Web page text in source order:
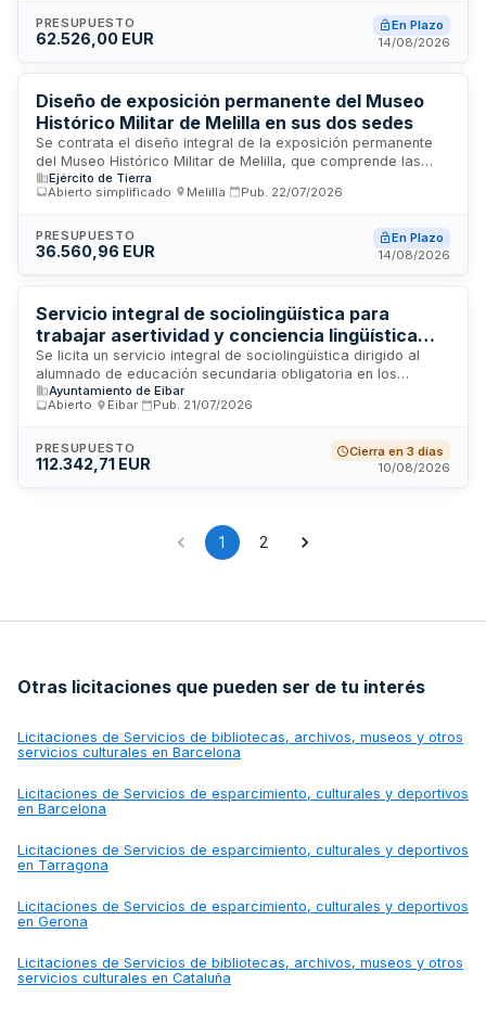
de fondos documentales y obras bibliográficas mediante
técnicas especializadas de conservación. Los trabajos
deterioradas para garantizar la pervivencia del acervo
histórico y cultural de la institución.
PRESUPUESTO
62.526,00 EUR
En Plazo
14/08/2026
Diseño de exposición permanente del Museo
Histórico Militar de Melilla en sus dos sedes
Se contrata el diseño integral de la exposición permanente
del Museo Histórico Militar de Melilla, que comprende las
instalaciones del Baluarte de la Concepción y la sede del
Banco de España. Los servicios incluyen la propuesta
elaboración de cartelas y elementos gráficos, así como la
coordinación visual entre ambas sedes para lograr
adjudicataria deberá proporcionar un cronograma de
prestación de servicios sujeto a aprobación del responsable
del museo.
Ejército de Tierra
Abierto simplificado
Melilla Pub. 22/07/2026
PRESUPUESTO
36.560,96 EUR
En Plazo
14/08/2026
Servicio integral de sociolingüística para
trabajar asertividad y conciencia lingüística
ecológica en educación secundaria obligatoria
- Ayuntamiento de Eibar
Se licita un servicio integral de sociolingüística dirigido al
alumnado de educación secundaria obligatoria en los
centros escolares de Eibar. El proyecto comprende el
desarrollo y estandarización de unidades didácticas, así
trabajar la asertividad, la conciencia lingüística y los
comportamientos lingüísticos ecológicos. La ejecución del
Ayuntamiento de Eibar
Abierto
Eibar Pub. 21/07/2026
PRESUPUESTO
112.342,71 EUR
Cierra en 3 días
10/08/2026
1 2
Otras licitaciones que pueden ser de tu interés
Licitaciones de Servicios de bibliotecas, archivos, museos y otros
servicios culturales en Barcelona
Licitaciones de Servicios de esparcimiento, culturales y deportivos
en Barcelona
Licitaciones de Servicios de esparcimiento, culturales y deportivos
en Tarragona
Licitaciones de Servicios de esparcimiento, culturales y deportivos
en Gerona
Licitaciones de Servicios de bibliotecas, archivos, museos y otros
servicios culturales en Cataluña